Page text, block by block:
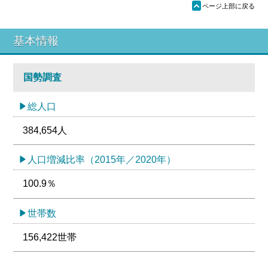
ü ページ上部に戻る
基本情報
国勢調査
総人口
384,654人
人口増減比率（2015年／2020年）
100.9％
世帯数
156,422世帯